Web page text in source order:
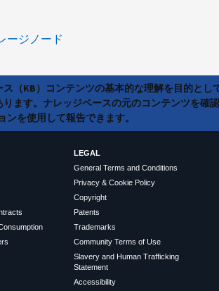
ージノード
（KB）コンテンツの基本的な理解を目的とし
ます。ナレッジベースの元のコンテンツを確
を使用して報告できます。
LEGAL
General Terms and Conditions
Privacy & Cookie Policy
Copyright
Patents
Trademarks
Community Terms of Use
Slavery and Human Trafficking
Statement
Accessibility